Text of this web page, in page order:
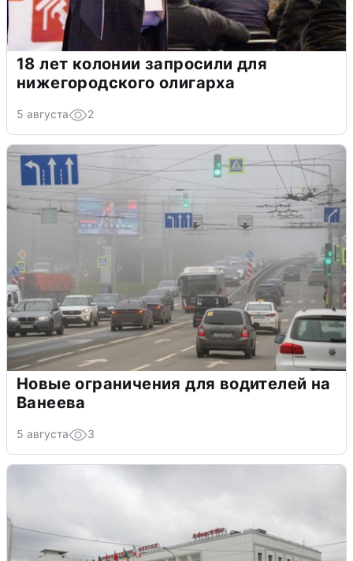
18 лет колонии запросили для
нижегородского олигарха
5 августа 2
Новые ограничения для водителей на
Ванеева
5 августа 3